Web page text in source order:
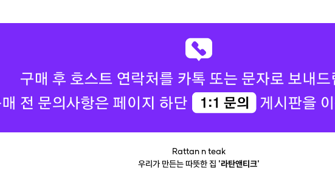
Rattan n teak
우리가 만든는 따뜻한 집 '라탄앤티크'